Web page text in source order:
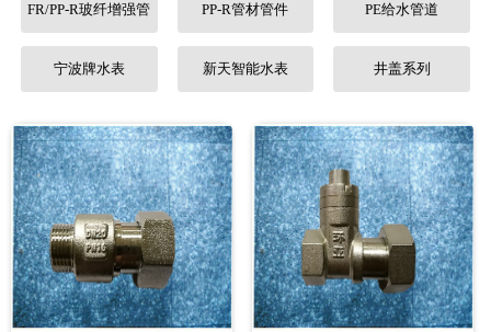
FR/PP-R玻纤增强管 PP-R管材管件 PE给水管道
宁波牌水表 新天智能水表 井盖系列
联系我们